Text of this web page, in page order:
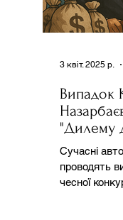
Випадок
"Дилему
Партії
Сучасні
проводять
чесної
3 квіт. 2025 р.